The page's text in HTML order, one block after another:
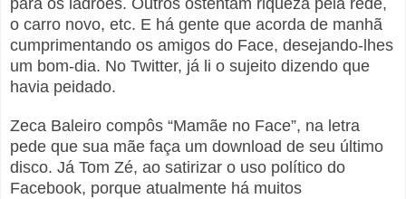
para os ladrões. Outros ostentam riqueza pela rede,
o carro novo, etc. E há gente que acorda de manhã
cumprimentando os amigos do Face, desejando-lhes
um bom-dia. No Twitter, já li o sujeito dizendo que
havia peidado.
Zeca Baleiro compôs “Mamãe no Face”, na letra
pede que sua mãe faça um download de seu último
disco. Já Tom Zé, ao satirizar o uso político do
Facebook, porque atualmente há muitos